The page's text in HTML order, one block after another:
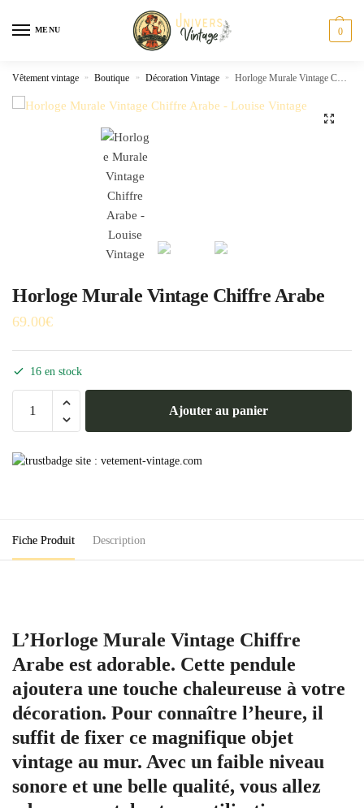
MENU 0
Vêtement vintage » Boutique » Décoration Vintage » Horloge Murale Vintage Chiffre Arabe
🔍
Horloge Murale Vintage Chiffre Arabe
69.00€
16 en stock
Murale
Ajouter au panier
Fiche Produit Description
L’Horloge Murale Vintage Chiffre
Arabe est adorable. Cette pendule
ajoutera une touche chaleureuse à votre
décoration. Pour connaître l’heure, il
suffit de fixer ce magnifique objet
vintage au mur. Avec un faible niveau
sonore et une belle qualité, vous allez